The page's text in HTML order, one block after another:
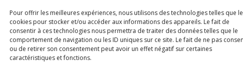
Pour offrir les meilleures expériences, nous utilisons des technologies telles que
cookies pour stocker et/ou accéder aux informations des appareils. Le fait de
consentir à ces technologies nous permettra de traiter des données telles que le
comportement de navigation ou les ID uniques sur ce site. Le fait de ne pas
ou de retirer son consentement peut avoir un effet négatif sur certaines
caractéristiques et fonctions.